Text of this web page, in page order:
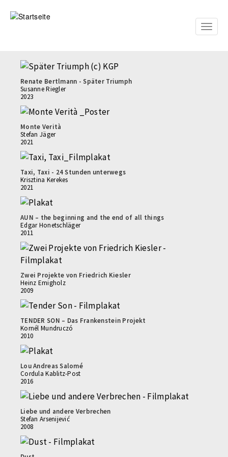
zum
Toggle
Renate Bertlmann - Später Triumph
Susanne Riegler
2023
Monte Verità
Stefan Jäger
2021
Taxi, Taxi - 24 Stunden unterwegs
Krisztina Kerekes
2021
AUN – the beginning and the end of all things
Edgar Honetschläger
2011
Zwei Projekte von Friedrich Kiesler
Heinz Emigholz
2009
TENDER SON – Das Frankenstein Projekt
Kornél Mundruczó
2010
Lou Andreas Salomé
Cordula Kablitz-Post
2016
Liebe und andere Verbrechen
Stefan Arsenijević
2008